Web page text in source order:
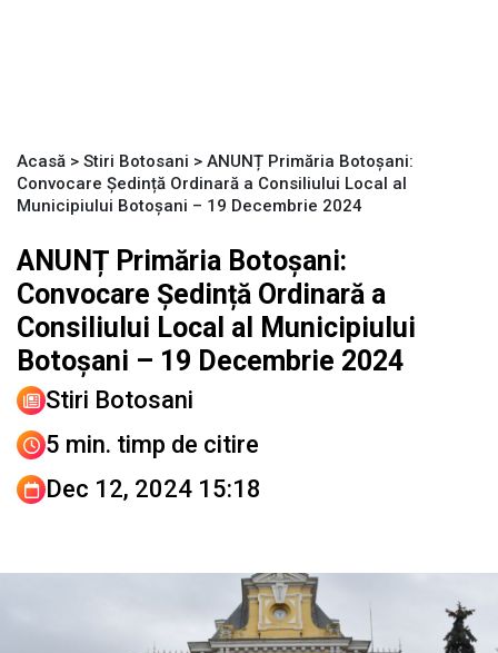
Acasă > Stiri Botosani > ANUNȚ Primăria Botoșani:
Convocare Ședință Ordinară a Consiliului Local al
Municipiului Botoșani – 19 Decembrie 2024
ANUNȚ Primăria Botoșani:
Convocare Ședință Ordinară a
Consiliului Local al Municipiului
Botoșani – 19 Decembrie 2024
Stiri Botosani
5 min. timp de citire
Dec 12, 2024 15:18